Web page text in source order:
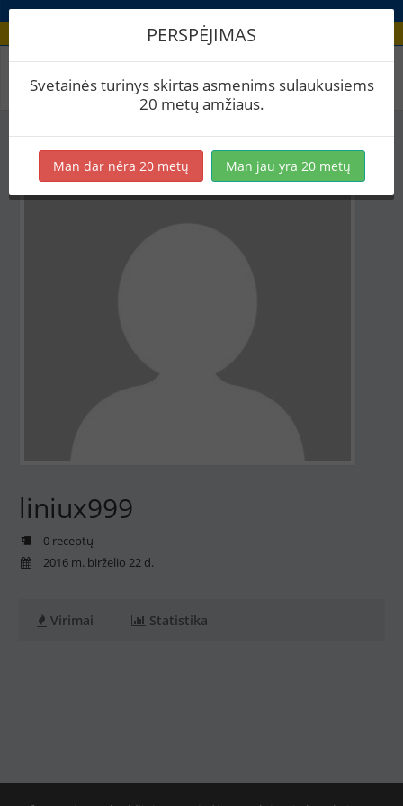
Aludario paskyra
liniux999
0 receptų
2016 m. birželio 22 d.
Virimai Statistika
PERSPĖJIMAS
Svetainės turinys skirtas asmenims sulaukusiems
20 metų amžiaus.
Man dar nėra 20 metų Man jau yra 20 metų